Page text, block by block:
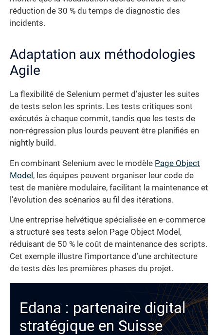
réduction de 30 % du temps de diagnostic des
incidents.
Adaptation aux méthodologies
Agile
La flexibilité de Selenium permet d’ajuster les suites
de tests selon les sprints. Les tests critiques sont
exécutés à chaque commit, tandis que les tests de
non-régression plus lourds peuvent être planifiés en
nightly build.
En combinant Selenium avec le modèle Page Object
Model , les équipes peuvent organiser leur code de
test de manière modulaire, facilitant la maintenance et
l’évolution des scénarios au fil des itérations.
Une entreprise helvétique spécialisée en e-commerce
a structuré ses tests selon Page Object Model,
réduisant de 50 % le coût de maintenance des scripts.
Cet exemple illustre l’importance d’une architecture
de tests dès les premières phases du projet.
Edana : partenaire digital
stratégique en Suisse